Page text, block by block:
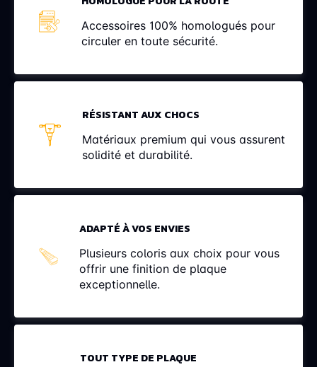
Accessoires 100% homologués pour
circuler en toute sécurité.
RÉSISTANT AUX CHOCS
Matériaux premium qui vous assurent
solidité et durabilité.
ADAPTÉ À VOS ENVIES
Plusieurs coloris aux choix pour vous
offrir une finition de plaque
exceptionnelle.
TOUT TYPE DE PLAQUE